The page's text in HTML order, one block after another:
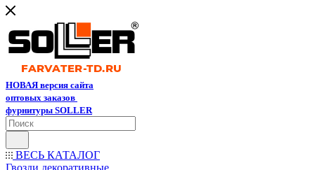
НОВАЯ версия сайта
оптовых заказов
фурнитуры SOLLER
ВЕСЬ КАТАЛОГ
Гвозди декоративные